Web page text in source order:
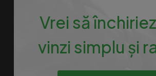
Vrei să
vinzi simplu și